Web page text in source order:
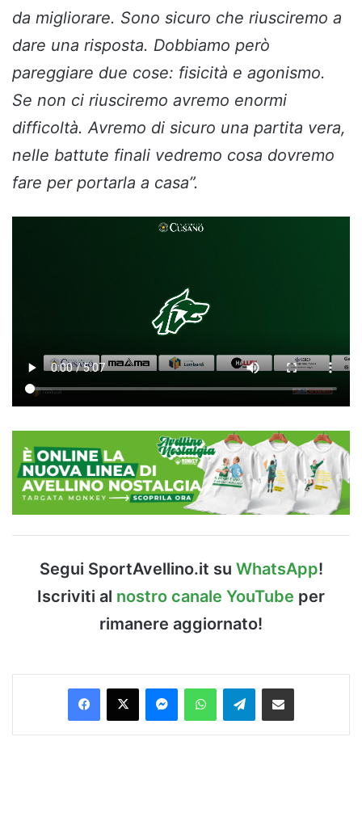
da migliorare. Sono sicuro che riusciremo a
dare una risposta. Dobbiamo però
pareggiare due cose: fisicità e agonismo.
Se non ci riusciremo avremo enormi
difficoltà. Avremo di sicuro una partita vera,
nelle battute finali vedremo cosa dovremo
fare per portarla a casa”.
Segui SportAvellino.it su WhatsApp!
Iscriviti al nostro canale YouTube per
rimanere aggiornato!
Facebook
X MessengerWhatsAppTelegramCondividi via Email